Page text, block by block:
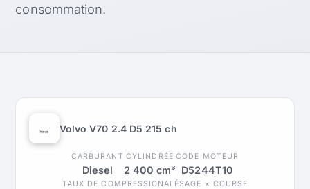
consommation.
Volvo V70 2.4 D5 215 ch
CARBURANT
Diesel
CYLINDRÉE
2 400 cm³
CODE MOTEUR
D5244T10
TAUX DE COMPRESSION ALÉSAGE × COURSE